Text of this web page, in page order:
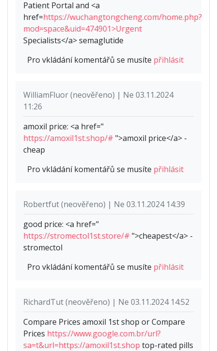
Patient Portal and <a
href=https://wuchangtongcheng.com/home.php?
mod=space&uid=474901>Urgent
Specialists</a> semaglutide
Pro vkládání komentářů se musíte přihlásit
WilliamFluor (neověřeno) | Ne 03.11.2024
11:26
amoxil price: <a href="
https://amoxil1st.shop/# ">amoxil price</a> -
cheap
Pro vkládání komentářů se musíte přihlásit
Robertfut (neověřeno) | Ne 03.11.2024 14:39
good price: <a href="
https://stromectol1st.store/# ">cheapest</a> -
stromectol
Pro vkládání komentářů se musíte přihlásit
RichardTut (neověřeno) | Ne 03.11.2024 14:52
Compare Prices amoxil 1st shop or Compare
Prices https://www.google.com.br/url?
sa=t&url=https://amoxil1st.shop top-rated pills